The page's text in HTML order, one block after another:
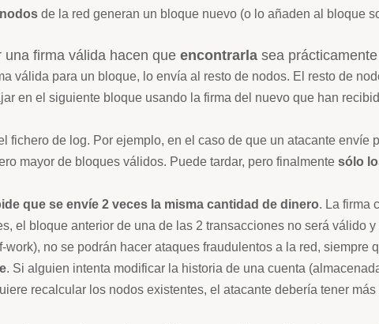
de la red generan un bloque nuevo (o lo añaden al bloque
firma válida hacen que encontrarla sea prácticamente
válida para un bloque, lo envía al resto de nodos. El resto de
en el siguiente bloque usando la firma del nuevo que han
fichero de log. Por ejemplo, en el caso de que un atacante
mayor de bloques válidos. Puede tardar, pero finalmente sólo
que se envíe 2 veces la misma cantidad de dinero. La firma
el bloque anterior de una de las 2 transacciones no será válido
no se podrán hacer ataques fraudulentos a la red, siempre
. Si alguien intenta modificar la historia de una cuenta
recalcular los nodos existentes, el atacante debería tener